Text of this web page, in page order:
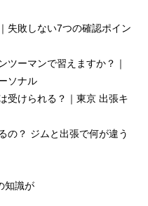
失敗しない7つの確認ポイン
ツーマンで習えますか？｜
ソナル
受けられる？｜東京 出張キ
の？ ジムと出張で何が違う
知識が